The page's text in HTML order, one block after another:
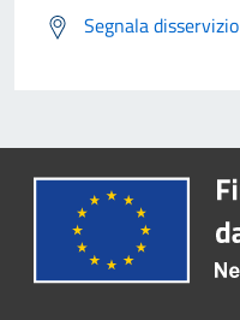
Segnala disservizio